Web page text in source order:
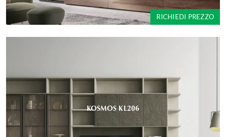
RICHIEDI PREZZO
KOSMOS KL206